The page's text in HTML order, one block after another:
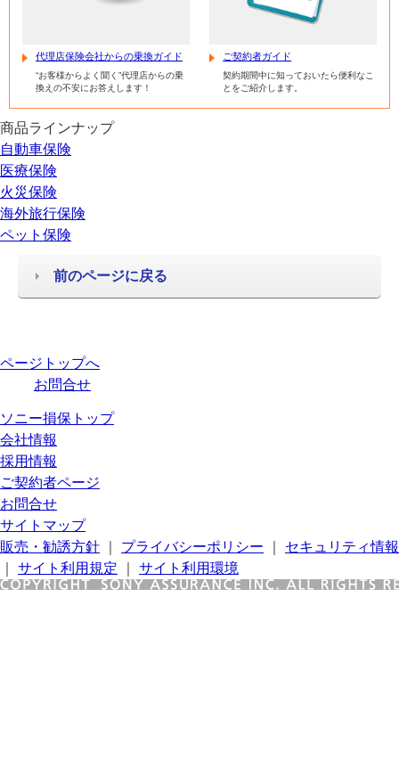
代理店保険会社からの乗換ガイド
“お客様からよく聞く”代理店からの乗
換えの不安にお答えします！
ご契約者ガイド
契約期間中に知っておいたら便利なこ
とをご紹介します。
商品ラインナップ
自動車保険
医療保険
火災保険
海外旅行保険
ペット保険
前のページに戻る
ページトップへ
お問合せ
ソニー損保トップ
会社情報
採用情報
ご契約者ページ
お問合せ
サイトマップ
販売・勧誘方針
プライバシーポリシー
セキュリティ情報
サイト利用規定 サイト利用環境